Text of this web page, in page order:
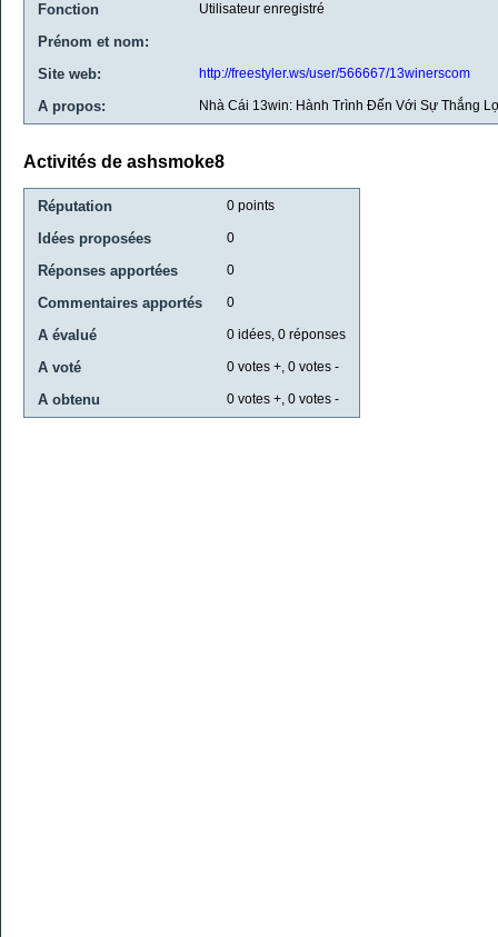
Fonction Utilisateur enregistré
Prénom et nom:
Site web:
http://freestyler.ws/user/566667/13winerscom
A propos: Nhà Cái 13win: Hành Trình Đến Với Sự Thắng
Activités de ashsmoke8
Réputation 0 points
Idées proposées 0
Réponses apportées 0
Commentaires apportés 0
A évalué 0 idées, 0 réponses
A voté 0 votes +, 0 votes -
A obtenu 0 votes +, 0 votes -